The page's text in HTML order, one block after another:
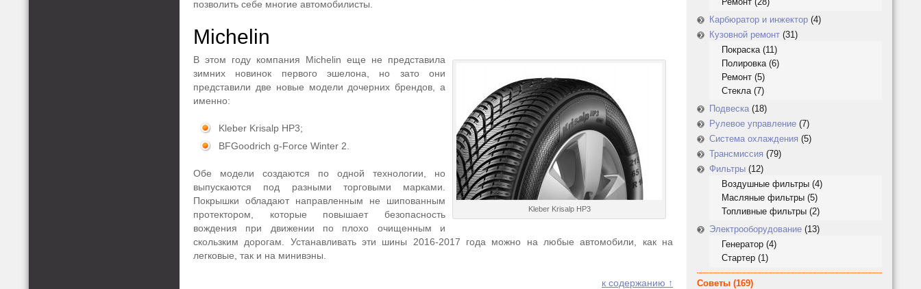
позволить себе многие автомобилисты.
Michelin
Kleber Krisalp HP3
В этом году компания Michelin еще не представила
зимних новинок первого эшелона, но зато они
представили две новые модели дочерних брендов, а
именно:
Kleber Krisalp HP3;
BFGoodrich g-Force Winter 2.
Обе модели создаются по одной технологии, но
выпускаются под разными торговыми марками.
Покрышки обладают направленным не шипованным
протектором, которые повышает безопасность
вождения при движении по плохо очищенным и
скользким дорогам. Устанавливать эти шины 2016-2017 года можно на любые автомобили, как на
легковые, так и на минивэны.
к содержанию ↑
Карбюратор и инжектор (4)
Кузовной ремонт (31)
Покраска(11)
Полировка(6)
Ремонт (5)
Стекла(7)
Подвеска (18)
Рулевое управление (7)
Система охлаждения (5)
Трансмиссия (79)
Фильтры (12)
Воздушные фильтры (4)
Масляные фильтры (5)
Топливные фильтры (2)
Электрооборудование (13)
Генератор (4)
Стартер (1)
Советы (169)